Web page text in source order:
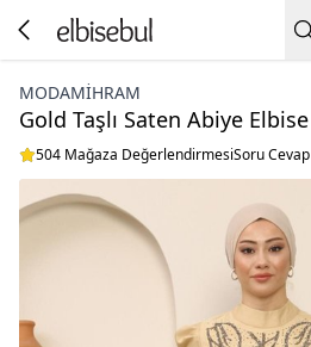
MODAMIHRAM
Gold Taşlı Saten Abiye Elbise
504 Mağaza DeğerlendirmesiSoru Cevap